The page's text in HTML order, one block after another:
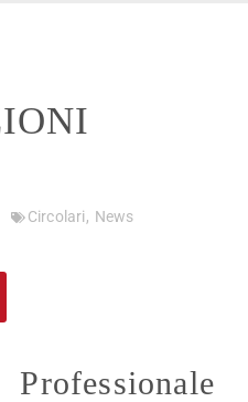
Circolari, News